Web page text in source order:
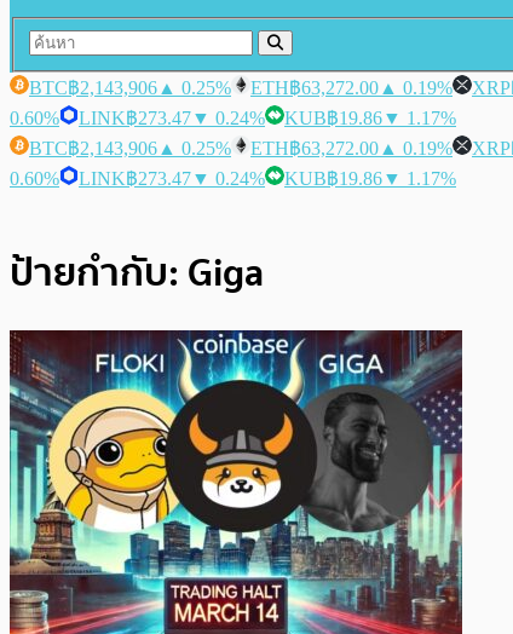
BTC฿2,143,906 ▲ 0.25% ETH฿63,272.00 ▲ 0.19% XRP
0.60%
LINK฿273.47▼ 0.24% KUB฿19.86▼ 1.17%
BTC฿2,143,906 ▲ 0.25% ETH฿63,272.00 ▲ 0.19% XRP
0.60%
LINK฿273.47▼ 0.24% KUB฿19.86▼ 1.17%
ป้ายกำกับ: Giga